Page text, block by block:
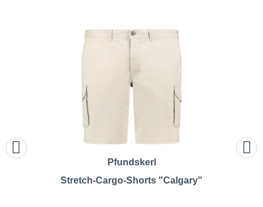
Pfundskerl
Stretch-Cargo-Shorts "Calgary"